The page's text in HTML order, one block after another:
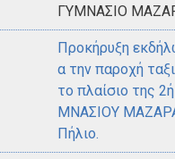
ΓΥΜΝΑΣΙΟ
Προκήρυξη
α την παροχή
τo πλαίσιο της
ΜΝΑΣΙΟΥ
Πήλιο.